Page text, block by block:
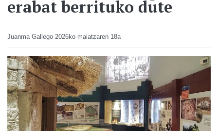
erabat berrituko dute
Juanma Gallego 2026ko maiatzaren 18a